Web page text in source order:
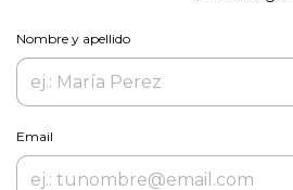
Nombre y apellido
Email